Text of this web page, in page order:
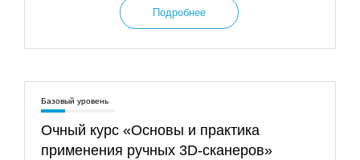
Подробнее
Базовый уровень
Очный курс «Основы и практика
применения ручных 3D‑сканеров»